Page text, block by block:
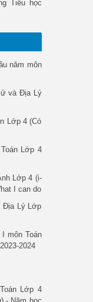
Tiểu học
năm môn
và Địa Lý
Lớp 4 (Có
Lớp 4
Lớp 4 (i-
I can do
Địa Lý Lớp
môn Toán
2024
Lớp 4
- Năm học